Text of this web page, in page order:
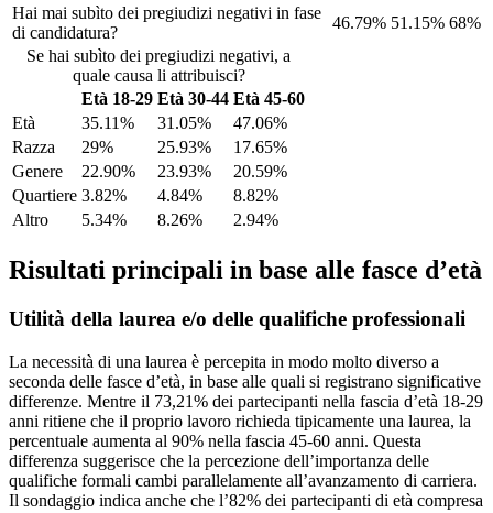
Hai mai subìto dei pregiudizi negativi in fase
di candidatura?
46.79% 51.15% 68%
Se hai subìto dei pregiudizi negativi, a
quale causa li attribuisci?
Età 18-29 Età 30-44 Età 45-60
Età
35.11% 31.05%
47.06%
Razza
29% 25.93%
17.65%
Genere
22.90% 23.93%
20.59%
Quartiere 3.82% 4.84%
8.82%
Altro
5.34% 8.26% 2.94%
Risultati principali in base alle fasce d’età
Utilità della laurea e/o delle qualifiche professionali
La necessità di una laurea è percepita in modo molto diverso a
seconda delle fasce d’età, in base alle quali si registrano significative
differenze. Mentre il 73,21% dei partecipanti nella fascia d’età 18-29
anni ritiene che il proprio lavoro richieda tipicamente una laurea, la
percentuale aumenta al 90% nella fascia 45-60 anni. Questa
differenza suggerisce che la percezione dell’importanza delle
qualifiche formali cambi parallelamente all’avanzamento di carriera.
Il sondaggio indica anche che l’82% dei partecipanti di età compresa